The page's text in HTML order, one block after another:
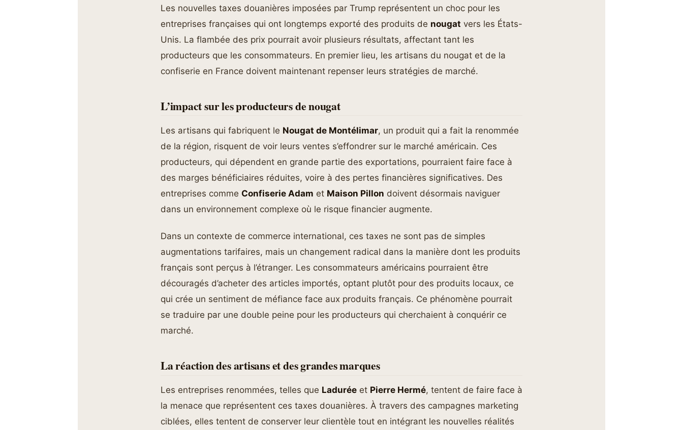
Les nouvelles taxes douanières imposées par Trump représentent un choc pour les
entreprises françaises qui ont longtemps exporté des produits de nougat vers les États-
Unis. La flambée des prix pourrait avoir plusieurs résultats, affectant tant les
producteurs que les consommateurs. En premier lieu, les artisans du nougat et de la
confiserie en France doivent maintenant repenser leurs stratégies de marché.
L’impact sur les producteurs de nougat
Les artisans qui fabriquent le Nougat de Montélimar, un produit qui a fait la renommée
de la région, risquent de voir leurs ventes s’effondrer sur le marché américain. Ces
producteurs, qui dépendent en grande partie des exportations, pourraient faire face à
des marges bénéficiaires réduites, voire à des pertes financières significatives. Des
entreprises comme Confiserie Adam et Maison Pillon doivent désormais naviguer
dans un environnement complexe où le risque financier augmente.
Dans un contexte de commerce international, ces taxes ne sont pas de simples
augmentations tarifaires, mais un changement radical dans la manière dont les produits
français sont perçus à l’étranger. Les consommateurs américains pourraient être
découragés d’acheter des articles importés, optant plutôt pour des produits locaux, ce
qui crée un sentiment de méfiance face aux produits français. Ce phénomène pourrait
se traduire par une double peine pour les producteurs qui cherchaient à conquérir ce
marché.
La réaction des artisans et des grandes marques
Les entreprises renommées, telles que Ladurée et Pierre Hermé, tentent de faire face à
la menace que représentent ces taxes douanières. À travers des campagnes marketing
ciblées, elles tentent de conserver leur clientèle tout en intégrant les nouvelles réalités